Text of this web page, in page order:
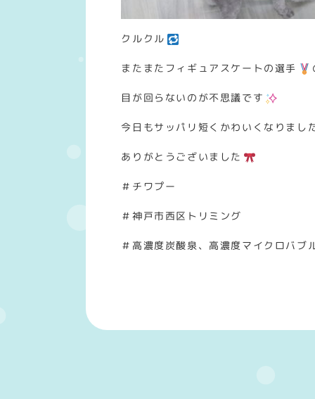
クルクル
またまたフィギュアスケートの選手
目が回らないのが不思議です
今日もサッパリ短くかわいくなりまし
ありがとうございました
＃チワプー
＃神戸市西区トリミング
＃高濃度炭酸泉、高濃度マイクロバブ